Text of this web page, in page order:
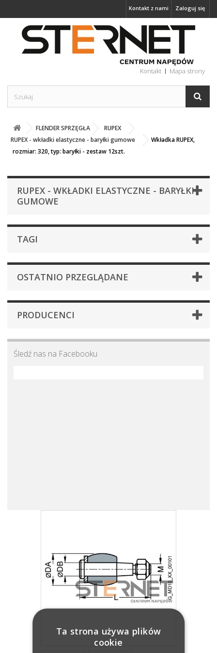
Zaloguj się
Kontakt z nami
Kontakt Mapa strony
FLENDER SPRZĘGŁA
RUPEX
RUPEX - wkładki elastyczne - baryłki gumowe
Wkładka RUPEX,
rozmiar: 320, typ: baryłki - zestaw 12szt.
RUPEX - WKŁADKI ELASTYCZNE - BARYŁKI
GUMOWE
TAGI
OSTATNIO PRZEGLĄDANE
PRODUCENCI
Śledź nas na Facebooku
Ta strona używa plików
cookie